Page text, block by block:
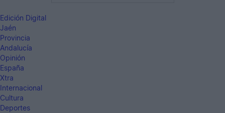
Edición Digital
Jaén
Provincia
Andalucía
Opinión
España
Xtra
Internacional
Cultura
Deportes